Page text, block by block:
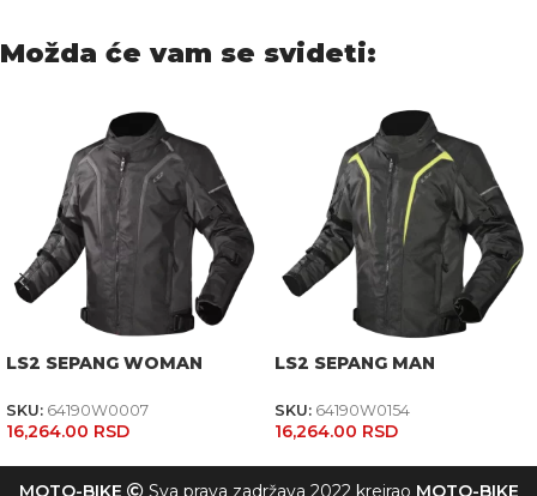
Možda će vam se svideti:
LS2 SEPANG WOMAN
SKU: 64190W0007
16,264.00 RSD
LS2 SEPANG MAN
SKU: 64190W0154
16,264.00 RSD
MOTO-BIKE Sva prava zadržava 2022 kreirao MOTO-BIKE